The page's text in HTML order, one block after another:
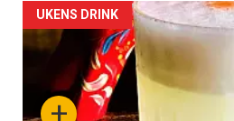
+
UKENS DRINK